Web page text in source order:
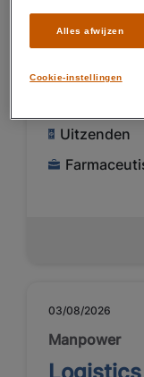
Den
€ 15,00 Per uur
Roosendaal
Uitzenden
03/08/2026
Manpower
Cookie-instellingen
Alles afwijzen